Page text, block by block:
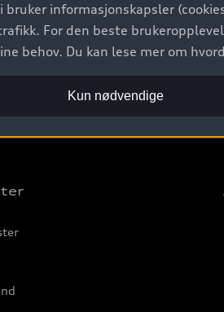
bruker informasjonskapsler
For den beste
behov. Du kan lese mer om
Kun nødvendige